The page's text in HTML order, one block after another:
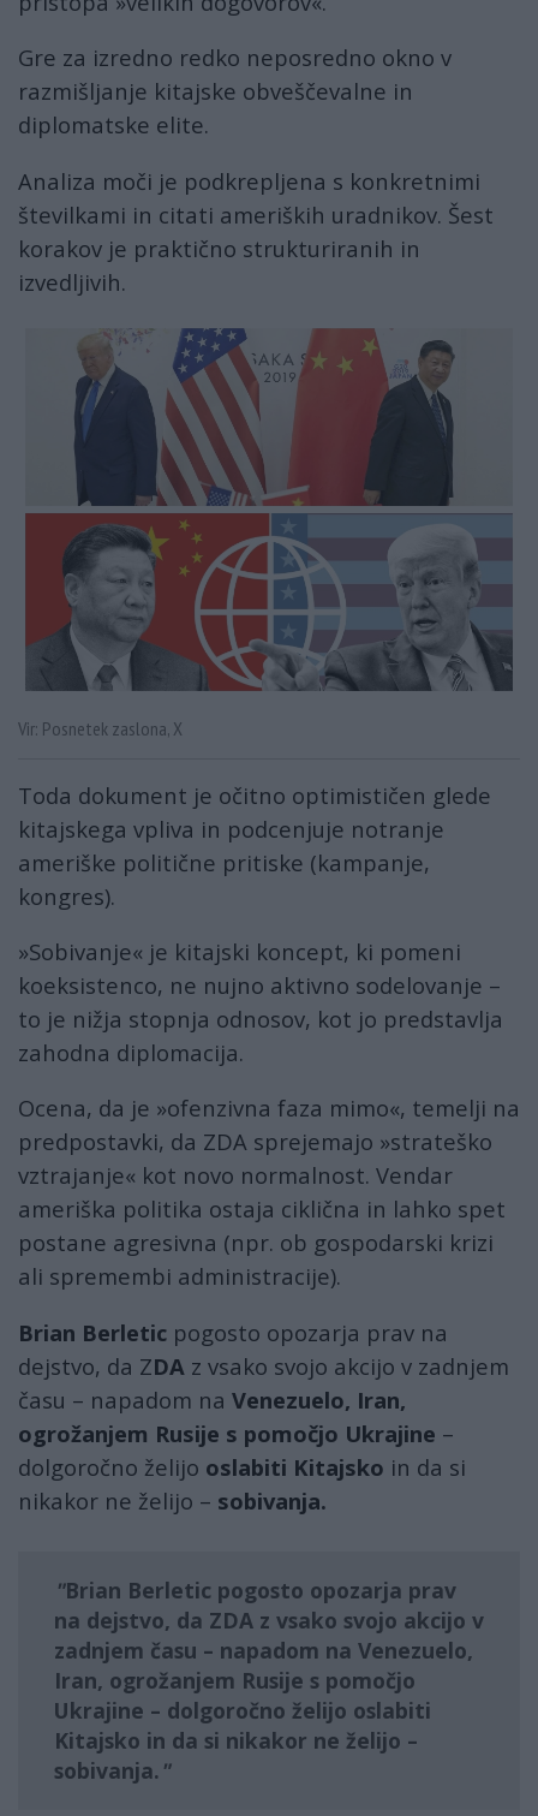
Gre za izredno redko neposredno okno v
razmišljanje kitajske obveščevalne in
diplomatske elite.
Analiza moči je podkrepljena s konkretnimi
številkami in citati ameriških uradnikov. Šest
korakov je praktično strukturiranih in
izvedljivih.
Vir: Posnetek zaslona, X
Toda dokument je očitno optimističen glede
kitajskega vpliva in podcenjuje notranje
ameriške politične pritiske (kampanje,
kongres).
»Sobivanje« je kitajski koncept, ki pomeni
koeksistenco, ne nujno aktivno sodelovanje –
to je nižja stopnja odnosov, kot jo predstavlja
zahodna diplomacija.
Ocena, da je »ofenzivna faza mimo«, temelji na
predpostavki, da ZDA sprejemajo »strateško
vztrajanje« kot novo normalnost. Vendar
ameriška politika ostaja ciklična in lahko spet
postane agresivna (npr. ob gospodarski krizi
ali spremembi administracije).
Brian Berletic pogosto opozarja prav na
dejstvo, da ZDA z vsako svojo akcijo v zadnjem
času – napadom na Venezuelo, Iran,
ogrožanjem Rusije s pomočjo Ukrajine –
dolgoročno želijo oslabiti Kitajsko in da si
nikakor ne želijo – sobivanja.
Brian Berletic pogosto opozarja prav
na dejstvo, da ZDA z vsako svojo akcijo v
zadnjem času – napadom na Venezuelo,
Iran, ogrožanjem Rusije s pomočjo
Ukrajine – dolgoročno želijo oslabiti
Kitajsko in da si nikakor ne želijo –
sobivanja.